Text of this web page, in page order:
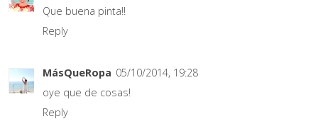
Que buena pinta!!
Reply
MásQueRopa 05/10/2014, 19:28
oye que de cosas!
Reply